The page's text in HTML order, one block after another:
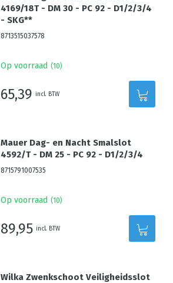
4169/18T - DM 30 - PC 92 - D1/2/3/4
- SKG**
8713515037578
Op voorraad (10)
65,39 incl. BTW
Mauer Dag- en Nacht Smalslot
4592/T - DM 25 - PC 92 - D1/2/3/4
8715791007535
Op voorraad (10)
89,95 incl. BTW
Wilka Zwenkschoot Veiligheidsslot